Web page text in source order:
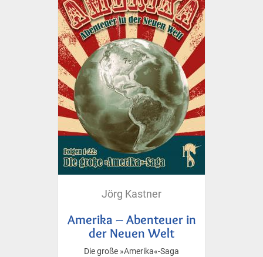
Jörg Kastner
Amerika – Abenteuer in
der Neuen Welt
Die große »Amerika«-Saga